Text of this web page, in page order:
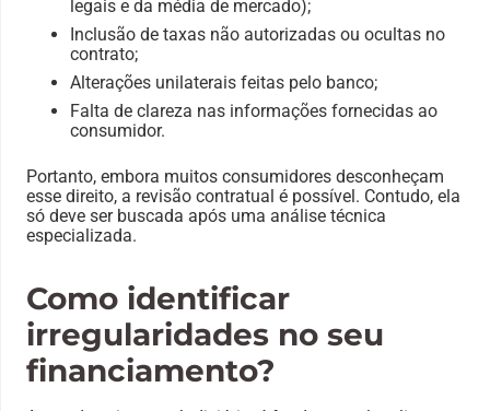
legais e da média de mercado);
Inclusão de taxas não autorizadas ou ocultas no
contrato;
Alterações unilaterais feitas pelo banco;
Falta de clareza nas informações fornecidas ao
consumidor.
Portanto, embora muitos consumidores desconheçam
esse direito, a revisão contratual é possível. Contudo, ela
só deve ser buscada após uma análise técnica
especializada.
Como identificar
irregularidades no seu
financiamento?